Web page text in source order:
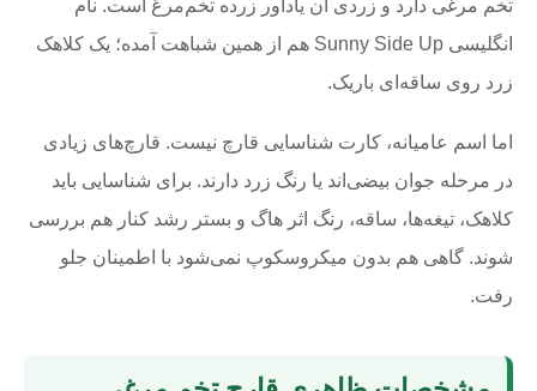
تخم مرغی دارد و زردی آن یادآور زرده تخم‌مرغ است. نام
انگلیسی Sunny Side Up هم از همین شباهت آمده؛ یک کلاهک
زرد روی ساقه‌ای باریک.
اما اسم عامیانه، کارت شناسایی قارچ نیست. قارچ‌های زیادی
در مرحله جوان بیضی‌اند یا رنگ زرد دارند. برای شناسایی باید
کلاهک، تیغه‌ها، ساقه، رنگ اثر هاگ و بستر رشد کنار هم بررسی
شوند. گاهی هم بدون میکروسکوپ نمی‌شود با اطمینان جلو
رفت.